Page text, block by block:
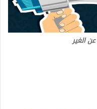
الغير